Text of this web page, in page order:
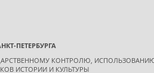
ПЕТЕРБУРГА
КОНТРОЛЮ,
ИСТОРИИ И КУЛЬТУРЫ